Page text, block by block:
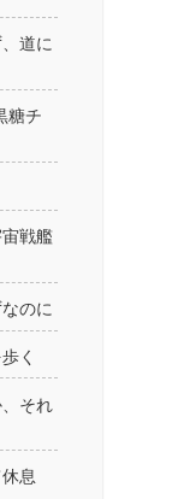
道に
糖チ
宙戦艦
のに
く
それ
息